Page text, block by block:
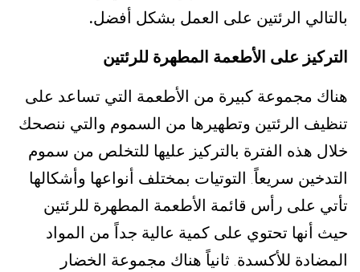
بالتالي الرئتين على العمل بشكل أفضل.
التركيز على الأطعمة المطهرة للرئتين
هناك مجموعة كبيرة من الأطعمة التي تساعد على
تنظيف الرئتين وتطهيرها من السموم والتي ننصحك
خلال هذه الفترة بالتركيز عليها للتخلص من سموم
التدخين سريعاً.
التوتيات بمختلف أنواعها وأشكالها
تأتي على رأس قائمة الأطعمة المطهرة للرئتين
حيث أنها تحتوي على كمية عالية جداً من المواد
المضادة للأكسدة. ثانياً هناك مجموعة الخضار